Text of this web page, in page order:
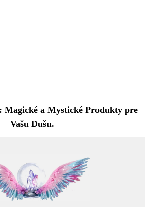
Magické a Mystické Produkty pre
Vašu Dušu.